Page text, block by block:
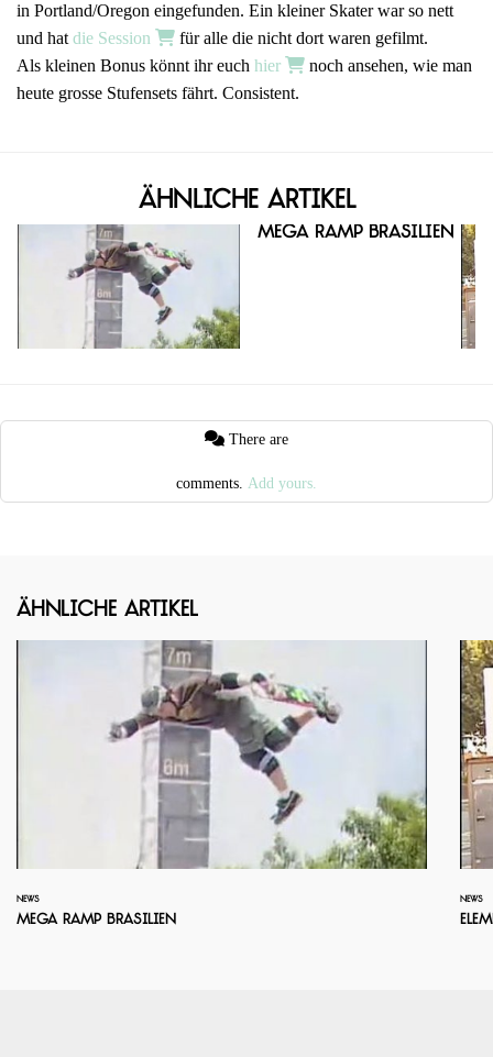
in Portland/Oregon eingefunden. Ein kleiner Skater war so nett
und hat die Session
für alle die nicht dort waren gefilmt.
Als kleinen Bonus könnt ihr euch hier
noch ansehen, wie man
heute grosse Stufensets fährt. Consistent.
Ähnliche Artikel
Mega Ramp Brasilien
comments. Add yours.
Ähnliche Artikel
NEWS
Mega Ramp Brasilien
NEWS